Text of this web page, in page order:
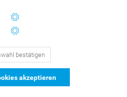
bestätigen
akzeptieren
Kommentar zu BEMA und
auf ProvenExpert.com